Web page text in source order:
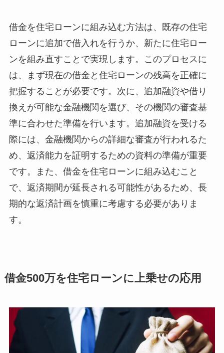
借金を住宅ローンに組み込む方法は、既存の住宅
ローンに追加で借入れを行うか、新たに住宅ロー
ンを組み直すことで実現します。このプロセスに
は、まず現在の借金と住宅ローンの残高を正確に
把握することが必要です。次に、追加融資や借り
換えが可能な金融機関を選び、その機関の審査基
準に合わせた準備を行います。追加融資を受ける
際には、金融機関からの詳細な審査が行われるた
め、返済能力を証明するための資料の準備が重要
です。また、借金を住宅ローンに組み込むこと
で、返済期間が延長される可能性があるため、長
期的な返済計画を慎重に考慮する必要がありま
す。
借金500万を住宅ローンに上乗せの応用